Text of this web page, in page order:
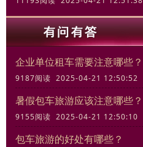
企业单位租车需要注意哪些？
9187阅读 2025-04-21 12:50:52
暑假包车旅游应该注意哪些？
9155阅读 2025-04-21 12:50:10
包车旅游的好处有哪些？